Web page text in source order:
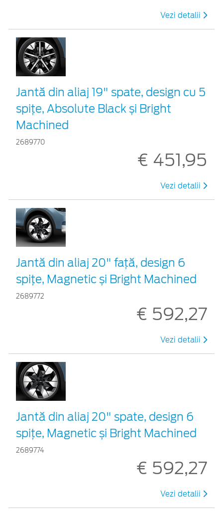
Vezi detalii
Jantă din aliaj 19" spate, design cu 5
spițe, Absolute Black și Bright
Machined
2689770
€ 451,95
Vezi detalii
Jantă din aliaj 20" față, design 6
spițe, Magnetic și Bright Machined
2689772
€ 592,27
Vezi detalii
Jantă din aliaj 20" spate, design 6
spițe, Magnetic și Bright Machined
2689774
€ 592,27
Vezi detalii